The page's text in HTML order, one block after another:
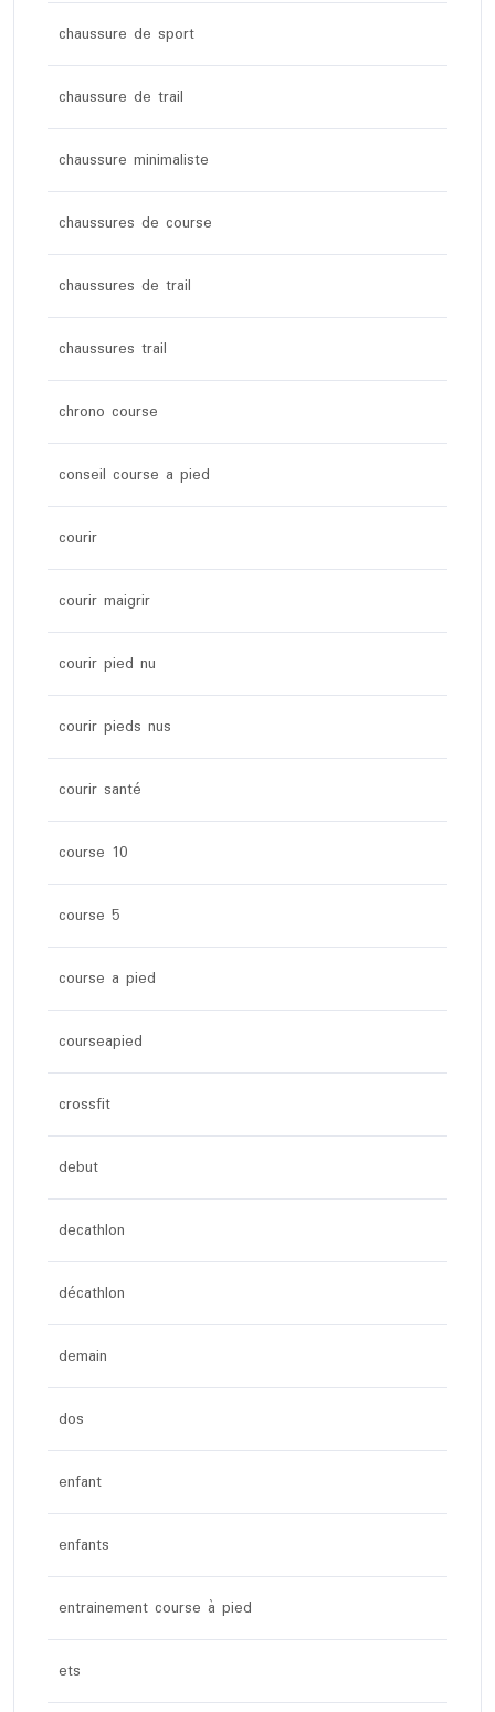
chaussure de sport
chaussure de trail
chaussure minimaliste
chaussures de course
chaussures de trail
chaussures trail
chrono course
conseil course a pied
courir
courir maigrir
courir pied nu
courir pieds nus
courir santé
course 10
course 5
course a pied
courseapied
crossfit
debut
decathlon
décathlon
demain
dos
enfant
enfants
entrainement course à pied
ets